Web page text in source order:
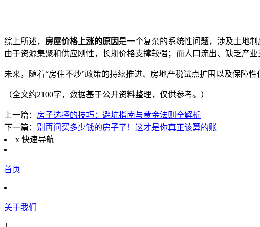
综上所述， 房屋价格上涨的原因是一个复杂的系统性问题，涉及土地
由于资源集聚和供应刚性，长期价格支撑较强；而人口流出、缺乏产业
未来，随着“房住不炒”政策的持续推进、房地产税试点扩围以及保障
（全文约2100字，数据基于公开资料整理，仅供参考。）
上一篇： 房子选择的技巧：避坑指南与黄金法则全解析
下一篇： 别再问买多少钱的房子了！这才是你真正该算的账
x 快速导航
首页
关于我们